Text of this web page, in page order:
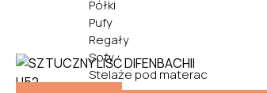
Półki
Pufy
Regały
Sofy
Stelaże pod materac